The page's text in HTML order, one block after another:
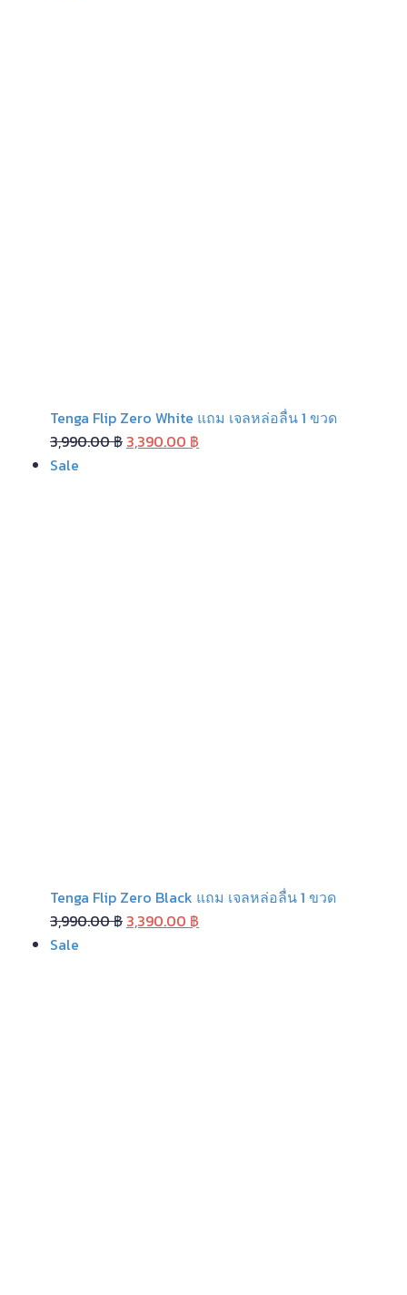
Tenga Flip Zero White แถม เจลหล่อลื่น 1 ขวด
3,990.00฿ Original
3,390.00 ฿
Sale
Tenga Flip Zero Black แถม เจลหล่อลื่น 1 ขวด
3,990.00฿ Original
3,390.00 ฿
Sale